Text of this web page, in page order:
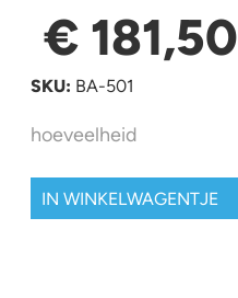
€ 181,50
SKU: BA-501
hoeveelheid